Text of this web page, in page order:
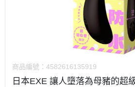
商品編號： 4582616135919
日本EXE 讓人墮落為母豬的超